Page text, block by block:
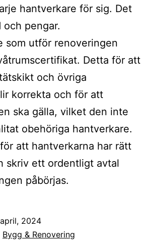
hantverkare för sig. Det
och pengar.
som utför renoveringen
Detta för att
och övriga
korrekta och för att
ska gälla, vilket den inte
obehöriga hantverkare.
att hantverkarna har rätt
skriv ett ordentligt avtal
påbörjas.
2024
Bygg & Renovering